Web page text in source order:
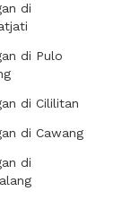
di
di Pulo
di Cililitan
di Cawang
di